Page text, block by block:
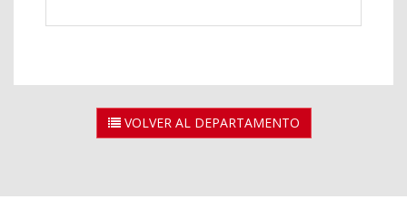
VOLVER AL DEPARTAMENTO